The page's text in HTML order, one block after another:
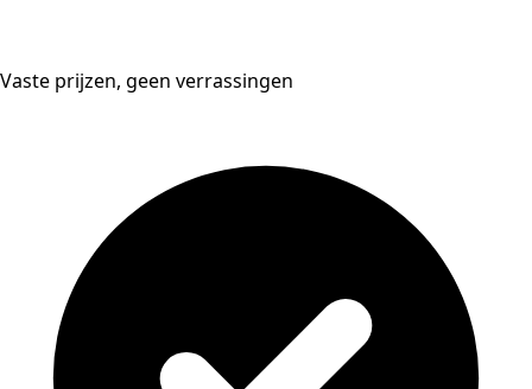
Vaste prijzen, geen verrassingen